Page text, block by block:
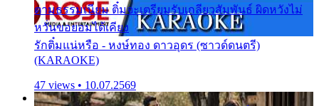
ตามธรรมเนียม ติ๋มจะเตรียมรับเกลียวสัมพันธ์ ผิดหวังไม่
หวั่นขอยอมได้เคียง
รักติ๋มแน่หรือ - หงษ์ทอง ดาวอุดร (ซาวด์ดนตรี)
(KARAOKE)
47 views • 10.07.2569